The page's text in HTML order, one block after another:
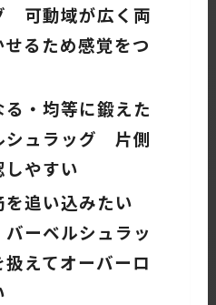
可動域が広く両
るため感覚をつ
る・均等に鍛えた
ュラッグ 片側
やすい
を追い込みたい
ベルシュラッ
えてオーバーロ